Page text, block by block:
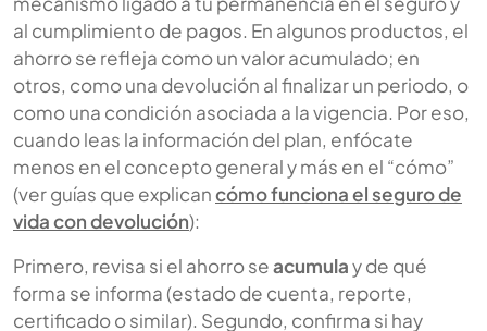
al cumplimiento de pagos. En algunos productos, el
ahorro se refleja como un valor acumulado; en
otros, como una devolución al finalizar un periodo, o
como una condición asociada a la vigencia. Por eso,
cuando leas la información del plan, enfócate
menos en el concepto general y más en el “cómo”
(ver guías que explicancómo funciona el seguro de
vida con devolución):
Primero, revisa si el ahorro seacumulay de qué
forma se informa (estado de cuenta, reporte,
certificado o similar). Segundo, confirma si hay